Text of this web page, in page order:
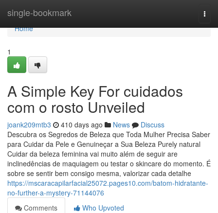
single-bookmark
Home
Home
1
A Simple Key For cuidados
com o rosto Unveiled
joank209mtb3 410 days ago News
Discuss
Descubra os Segredos de Beleza que Toda Mulher Precisa Saber
para Cuidar da Pele e Genuineçar a Sua Beleza Purely natural
Cuidar da beleza feminina vai muito além de seguir are
inclinedências de maquiagem ou testar o skincare do momento. É
sobre se sentir bem consigo mesma, valorizar cada detalhe
https://mscaracapilarfacial25072.pages10.com/batom-hidratante-
no-further-a-mystery-71144076
Comments
Who Upvoted